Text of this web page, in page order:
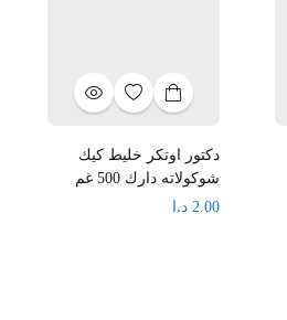
دكتور اوتكر خليط كيك
شوكولاته دارك 500 غم
2.00 د.ا